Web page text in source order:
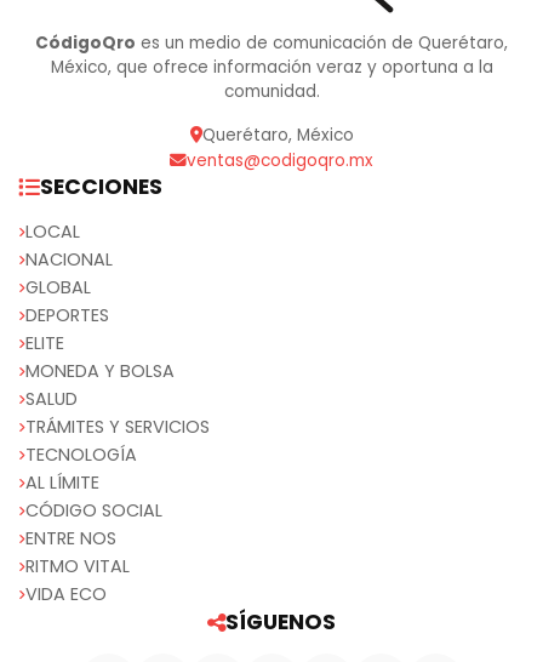
CódigoQro es un medio de comunicación de Querétaro,
México, que ofrece información veraz y oportuna a la
comunidad.
Querétaro, México
ventas@codigoqro.mx
SECCIONES
LOCAL
NACIONAL
GLOBAL
DEPORTES
ELITE
MONEDA Y BOLSA
SALUD
TRÁMITES Y SERVICIOS
TECNOLOGÍA
AL LÍMITE
CÓDIGO SOCIAL
ENTRE NOS
RITMO VITAL
VIDA ECO
SÍGUENOS